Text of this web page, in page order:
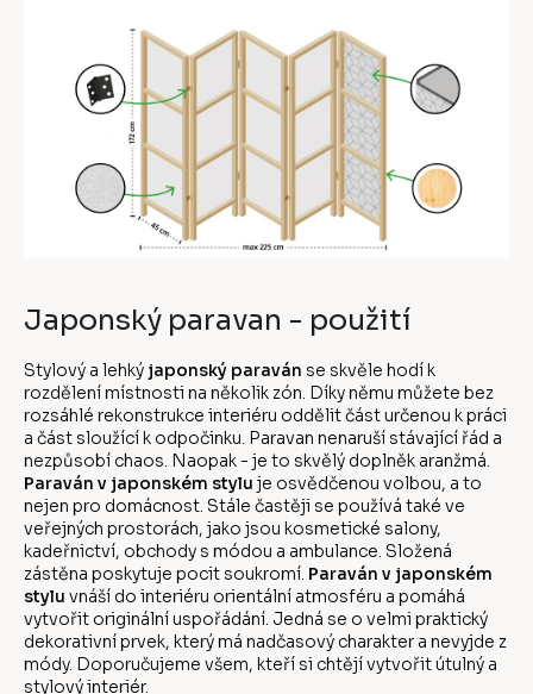
Japonský paravan - použití
Stylový a lehký japonský paraván se skvěle hodí k
rozdělení místnosti na několik zón. Díky němu můžete bez
rozsáhlé rekonstrukce interiéru oddělit část určenou k práci
a část sloužící k odpočinku. Paravan nenaruší stávající řád a
nezpůsobí chaos. Naopak - je to skvělý doplněk aranžmá.
Paraván v japonském stylu je osvědčenou volbou, a to
nejen pro domácnost. Stále častěji se používá také ve
veřejných prostorách, jako jsou kosmetické salony,
kadeřnictví, obchody s módou a ambulance. Složená
zástěna poskytuje pocit soukromí. Paraván v japonském
stylu vnáší do interiéru orientální atmosféru a pomáhá
vytvořit originální uspořádání. Jedná se o velmi praktický
dekorativní prvek, který má nadčasový charakter a nevyjde z
módy. Doporučujeme všem, kteří si chtějí vytvořit útulný a
stylový interiér.